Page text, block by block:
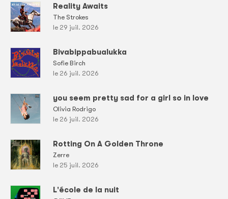
Reality Awaits
The Strokes
le 29 juil. 2026
Bivabippabualukka
Sofie Birch
le 26 juil. 2026
you seem pretty sad for a girl so in love
Olivia Rodrigo
le 26 juil. 2026
Rotting On A Golden Throne
Zerre
le 25 juil. 2026
L'école de la nuit